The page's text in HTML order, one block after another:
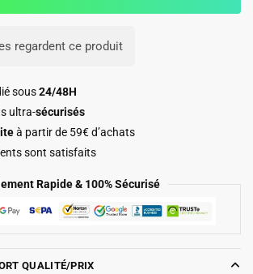
regardent ce produit
sous24/48H
ultra-sécurisés
à partir de 59€ d’achats
sont satisfaits
Rapide & 100% Sécurisé
QUALITÉ/PRIX